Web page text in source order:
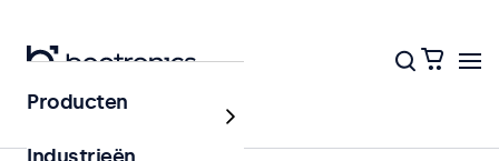
Home
Producten